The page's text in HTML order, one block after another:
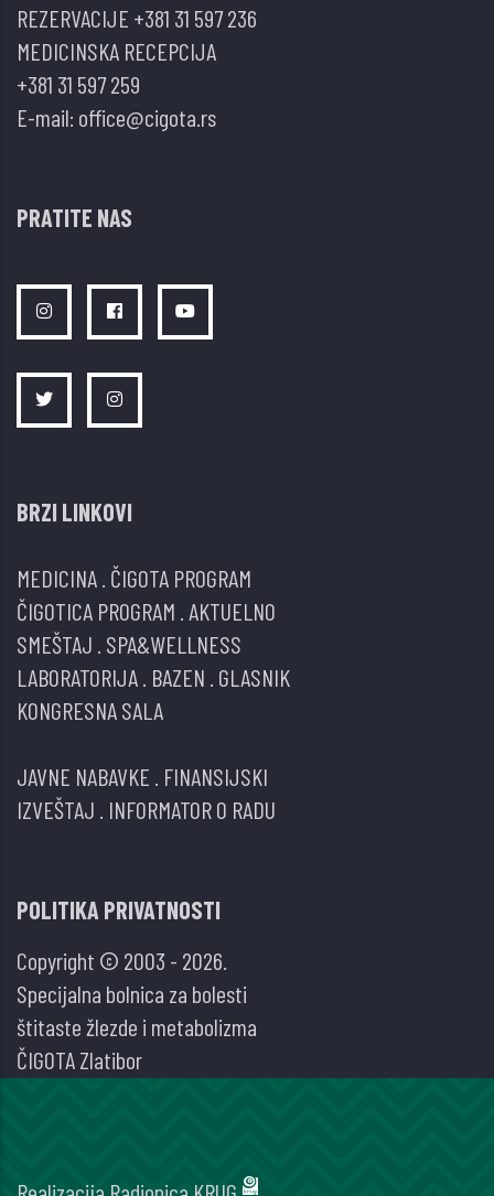
REZERVACIJE +381 31 597 236
MEDICINSKA RECEPCIJA
+381 31 597 259
E-mail: office@cigota.rs
PRATITE NAS
BRZI LINKOVI
MEDICINA ČIGOTA PROGRAM
ČIGOTICA PROGRAM AKTUELNO
SMEŠTAJ SPA&WELLNESS
LABORATORIJA BAZEN GLASNIK
KONGRESNA SALA
JAVNE NABAVKE FINANSIJSKI
IZVEŠTAJ INFORMATOR O RADU
POLITIKA PRIVATNOSTI
Copyright © 2003 - 2026.
Specijalna bolnica za bolesti
štitaste žlezde i metabolizma
ČIGOTA Zlatibor